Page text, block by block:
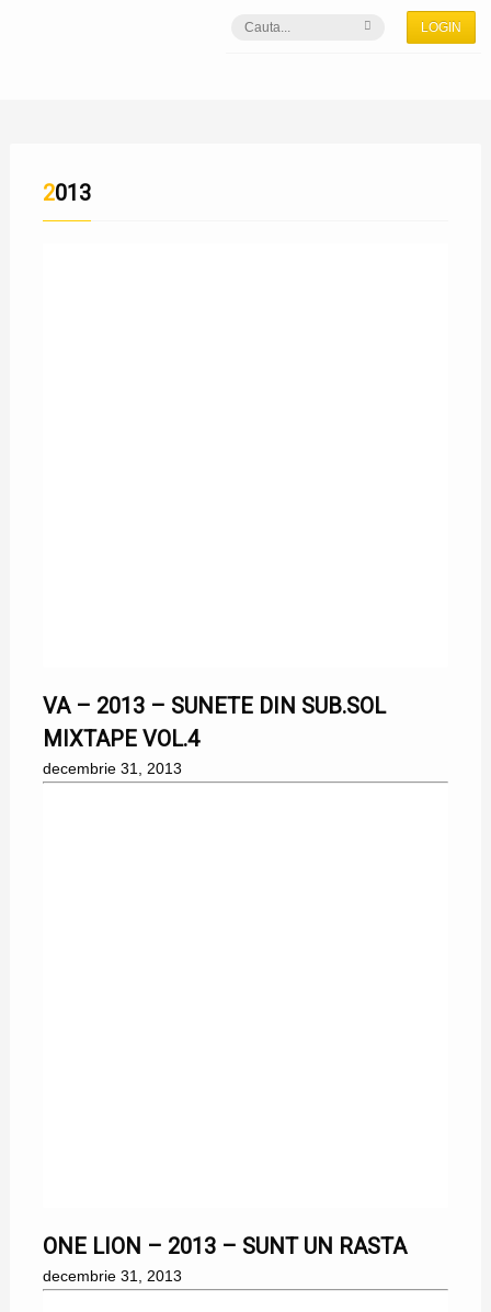
LOGIN
2013
VA – 2013 – SUNETE DIN SUB.SOL
MIXTAPE VOL.4
decembrie 31, 2013
ONE LION – 2013 – SUNT UN RASTA
decembrie 31, 2013